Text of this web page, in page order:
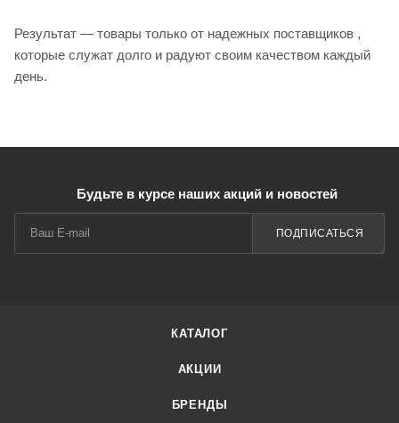
Результат — товары только от надежных поставщиков ,
которые служат долго и радуют своим качеством каждый
день.
Будьте в курсе наших акций и новостей
ПОДПИСАТЬСЯ
КАТАЛОГ
АКЦИИ
БРЕНДЫ